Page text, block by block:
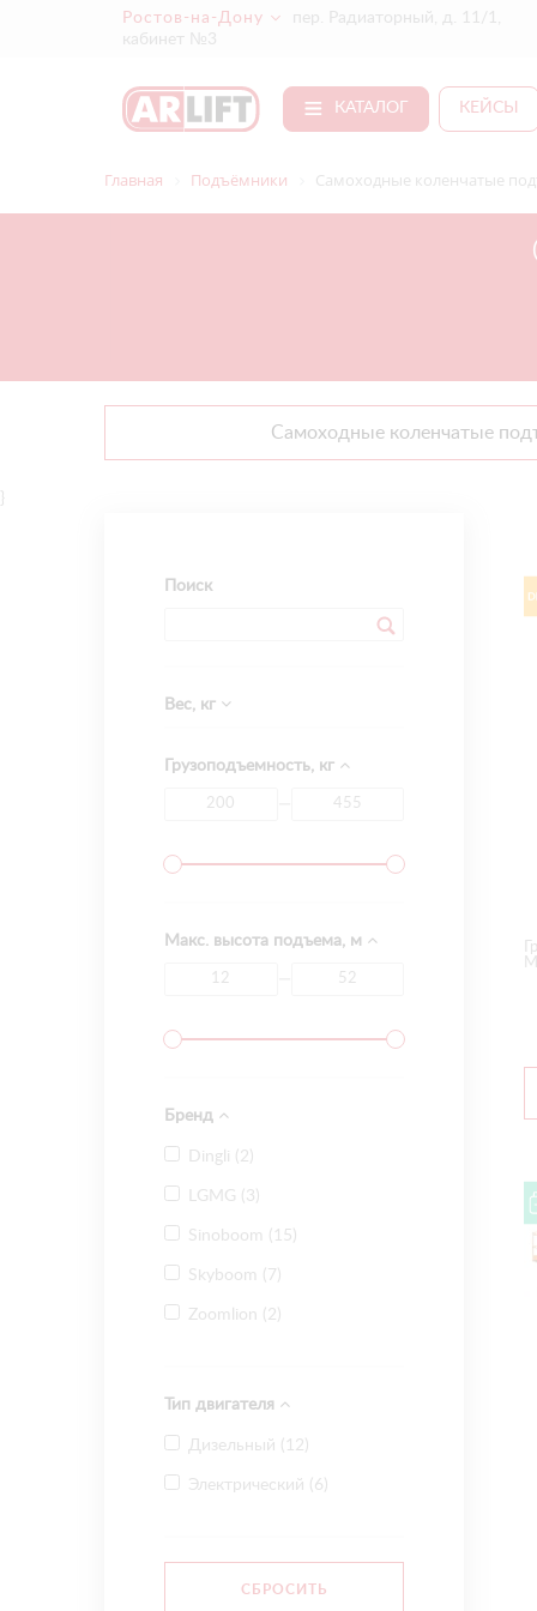
Ростов-на-Дону
пер. Радиаторный, д. 11/1,
кабинет №3
КАТАЛОГ КЕЙСЫ
Главная Подъёмники Самоходные коленчатые
Самоходные коленчатые
Поиск
Вес, кг
Грузоподъемность, кг
Макс. высота подъема, м
Бренд
Dingli ( 2)
LGMG ( 3)
Sinoboom ( 15)
Skyboom (7)
Zoomlion ( 2)
Тип двигателя
Дизельный ( 12)
Электрический (6)